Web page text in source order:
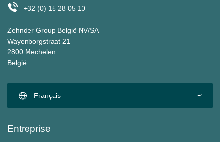
+32 (0) 15 28 05 10
Zehnder Group België NV/SA
Wayenborgstraat 21
2800 Mechelen
België
Français
Entreprise